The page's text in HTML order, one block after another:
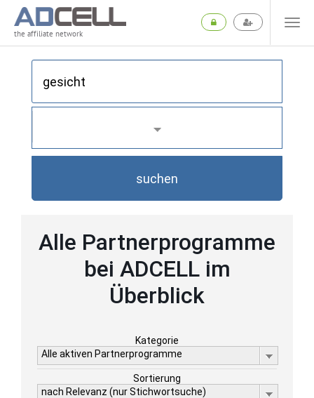
the affiliate network
suchen
Alle Partnerprogramme
bei ADCELL im
Überblick
Kategorie
Alle aktiven Partnerprogramme
Sortierung
nach Relevanz (nur Stichwortsuche)